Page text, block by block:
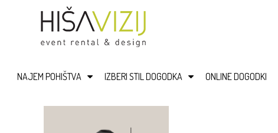
NAJEM POHIŠTVA IZBERI STIL DOGODKA ONLINE DOGODKI